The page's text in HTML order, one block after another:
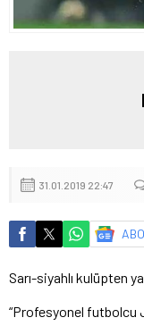
31.01.2019 22:47
Sarı-siyahlı kulüpten
“Profesyonel futbolcu